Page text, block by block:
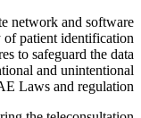
network and software
patient identification
to safeguard the data
and unintentional
Laws and regulation.